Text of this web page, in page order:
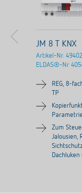
JM 8 T KNX
Artikel-Nr.
ELDAS®-Nr
REG, 8-
TP
Zum
Jalousien,